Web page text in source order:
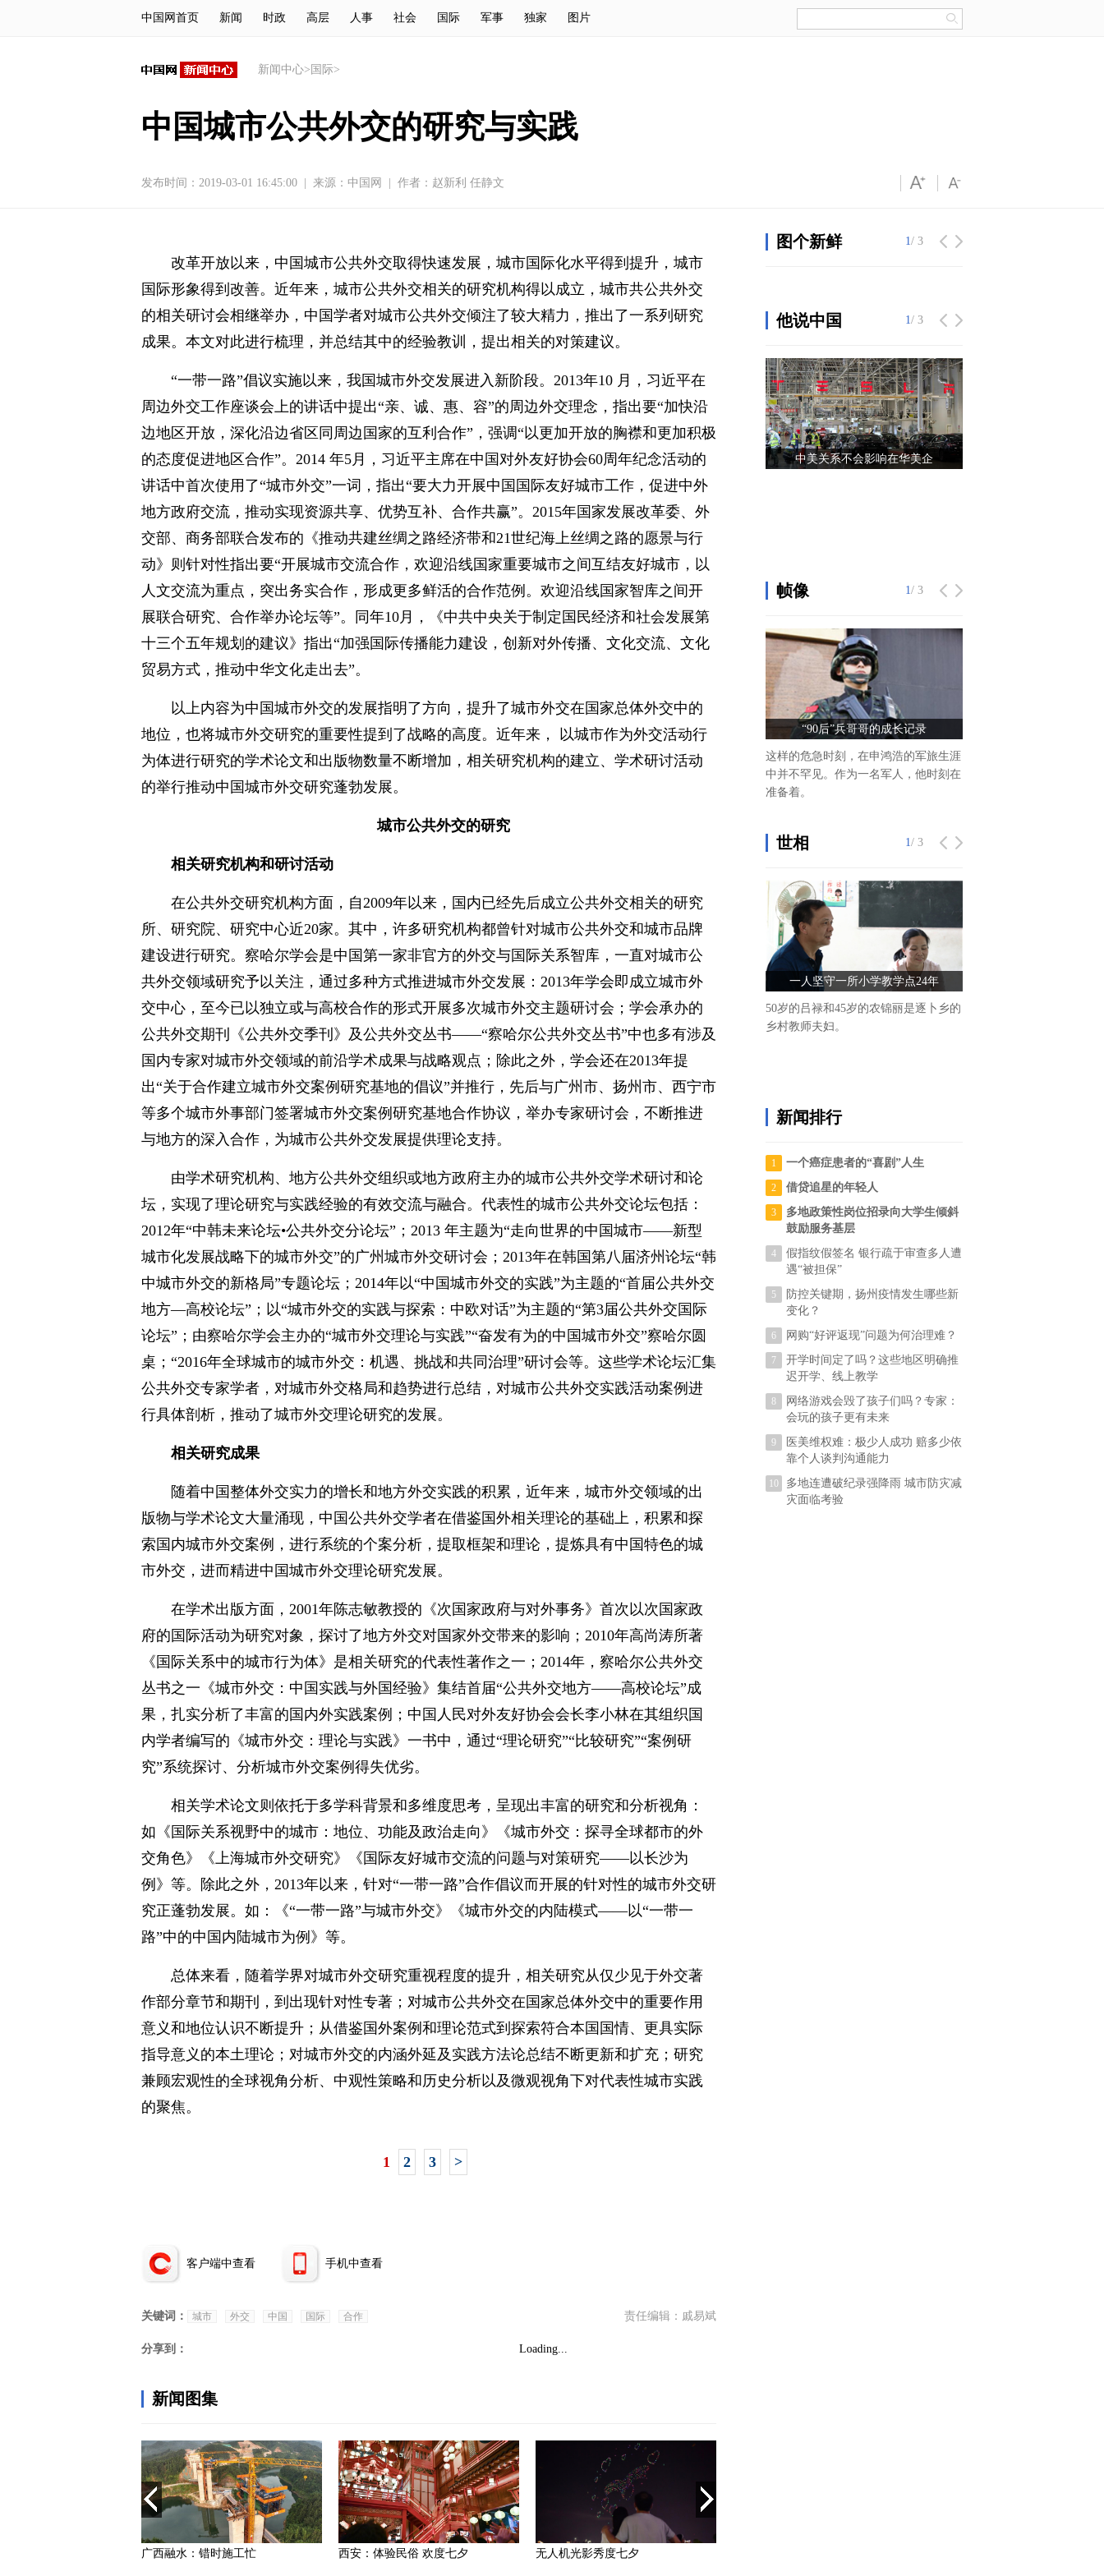
中国网首页 新闻 时政 高层 人事 社会 国际 军事 独家 图片
新闻中心> 国际>
中国城市公共外交的研究与实践
发布时间：2019-03-01 16:45:00 来源： 中国网 作者：赵新利 任静文
改革开放以来，中国城市公共外交取得快速发展，城市国际化水平得到提升，城市
国际形象得到改善。近年来，城市公共外交相关的研究机构得以成立，城市共公共外交
的相关研讨会相继举办，中国学者对城市公共外交倾注了较大精力，推出了一系列研究
成果。本文对此进行梳理，并总结其中的经验教训，提出相关的对策建议。
“一带一路”倡议实施以来，我国城市外交发展进入新阶段。2013年10 月，习近平在
周边外交工作座谈会上的讲话中提出“亲、诚、惠、容”的周边外交理念，指出要“加快沿
边地区开放，深化沿边省区同周边国家的互利合作”，强调“以更加开放的胸襟和更加积极
的态度促进地区合作”。2014 年5月，习近平主席在中国对外友好协会60周年纪念活动的
讲话中首次使用了“城市外交”一词，指出“要大力开展中国国际友好城市工作，促进中外
地方政府交流，推动实现资源共享、优势互补、合作共赢”。2015年国家发展改革委、外
交部、商务部联合发布的《推动共建丝绸之路经济带和21世纪海上丝绸之路的愿景与行
动》则针对性指出要“开展城市交流合作，欢迎沿线国家重要城市之间互结友好城市，以
人文交流为重点，突出务实合作，形成更多鲜活的合作范例。欢迎沿线国家智库之间开
展联合研究、合作举办论坛等”。同年10月，《中共中央关于制定国民经济和社会发展第
十三个五年规划的建议》指出“加强国际传播能力建设，创新对外传播、文化交流、文化
贸易方式，推动中华文化走出去”。
以上内容为中国城市外交的发展指明了方向，提升了城市外交在国家总体外交中的
地位，也将城市外交研究的重要性提到了战略的高度。近年来， 以城市作为外交活动行
为体进行研究的学术论文和出版物数量不断增加，相关研究机构的建立、学术研讨活动
的举行推动中国城市外交研究蓬勃发展。
城市公共外交的研究
相关研究机构和研讨活动
在公共外交研究机构方面，自2009年以来，国内已经先后成立公共外交相关的研究
所、研究院、研究中心近20家。其中，许多研究机构都曾针对城市公共外交和城市品牌
建设进行研究。察哈尔学会是中国第一家非官方的外交与国际关系智库，一直对城市公
共外交领域研究予以关注，通过多种方式推进城市外交发展：2013年学会即成立城市外
交中心，至今已以独立或与高校合作的形式开展多次城市外交主题研讨会；学会承办的
公共外交期刊《公共外交季刊》及公共外交丛书——“察哈尔公共外交丛书”中也多有涉及
国内专家对城市外交领域的前沿学术成果与战略观点；除此之外，学会还在2013年提
出“关于合作建立城市外交案例研究基地的倡议”并推行，先后与广州市、扬州市、西宁市
等多个城市外事部门签署城市外交案例研究基地合作协议，举办专家研讨会，不断推进
与地方的深入合作，为城市公共外交发展提供理论支持。
由学术研究机构、地方公共外交组织或地方政府主办的城市公共外交学术研讨和论
坛，实现了理论研究与实践经验的有效交流与融合。代表性的城市公共外交论坛包括：
2012年“中韩未来论坛•公共外交分论坛”；2013 年主题为“走向世界的中国城市——新型
城市化发展战略下的城市外交”的广州城市外交研讨会；2013年在韩国第八届济州论坛“韩
中城市外交的新格局”专题论坛；2014年以“中国城市外交的实践”为主题的“首届公共外交
地方—高校论坛”；以“城市外交的实践与探索：中欧对话”为主题的“第3届公共外交国际
论坛”；由察哈尔学会主办的“城市外交理论与实践”“奋发有为的中国城市外交”察哈尔圆
桌；“2016年全球城市的城市外交：机遇、挑战和共同治理”研讨会等。这些学术论坛汇集
公共外交专家学者，对城市外交格局和趋势进行总结，对城市公共外交实践活动案例进
行具体剖析，推动了城市外交理论研究的发展。
相关研究成果
随着中国整体外交实力的增长和地方外交实践的积累，近年来，城市外交领域的出
版物与学术论文大量涌现，中国公共外交学者在借鉴国外相关理论的基础上，积累和探
索国内城市外交案例，进行系统的个案分析，提取框架和理论，提炼具有中国特色的城
市外交，进而精进中国城市外交理论研究发展。
在学术出版方面，2001年陈志敏教授的《次国家政府与对外事务》首次以次国家政
府的国际活动为研究对象，探讨了地方外交对国家外交带来的影响；2010年高尚涛所著
《国际关系中的城市行为体》是相关研究的代表性著作之一；2014年，察哈尔公共外交
丛书之一《城市外交：中国实践与外国经验》集结首届“公共外交地方——高校论坛”成
果，扎实分析了丰富的国内外实践案例；中国人民对外友好协会会长李小林在其组织国
内学者编写的《城市外交：理论与实践》一书中，通过“理论研究”“比较研究”“案例研
究”系统探讨、分析城市外交案例得失优劣。
相关学术论文则依托于多学科背景和多维度思考，呈现出丰富的研究和分析视角：
如《国际关系视野中的城市：地位、功能及政治走向》《城市外交：探寻全球都市的外
交角色》《上海城市外交研究》《国际友好城市交流的问题与对策研究——以长沙为
例》等。除此之外，2013年以来，针对“一带一路”合作倡议而开展的针对性的城市外交研
究正蓬勃发展。如：《“一带一路”与城市外交》《城市外交的内陆模式——以“一带一
路”中的中国内陆城市为例》等。
总体来看，随着学界对城市外交研究重视程度的提升，相关研究从仅少见于外交著
作部分章节和期刊，到出现针对性专著；对城市公共外交在国家总体外交中的重要作用
意义和地位认识不断提升；从借鉴国外案例和理论范式到探索符合本国国情、更具实际
指导意义的本土理论；对城市外交的内涵外延及实践方法论总结不断更新和扩充；研究
兼顾宏观性的全球视角分析、中观性策略和历史分析以及微观视角下对代表性城市实践
的聚焦。
1 2 3 >
客户端中查看 手机中查看
关键词： 城市 外交 中国 国际 合作 责任编辑：戚易斌
分享到： Loading...